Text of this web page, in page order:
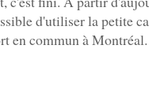
d'utiliser la petite
en commun à